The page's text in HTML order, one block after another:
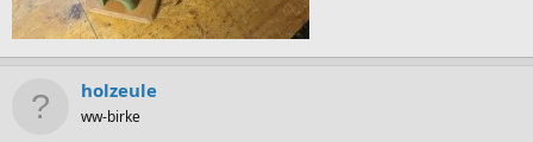
holzeule
ww-birke